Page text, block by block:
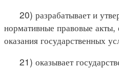
20) разрабатывает и
нормативные правовые
оказания государственных
21) оказывает